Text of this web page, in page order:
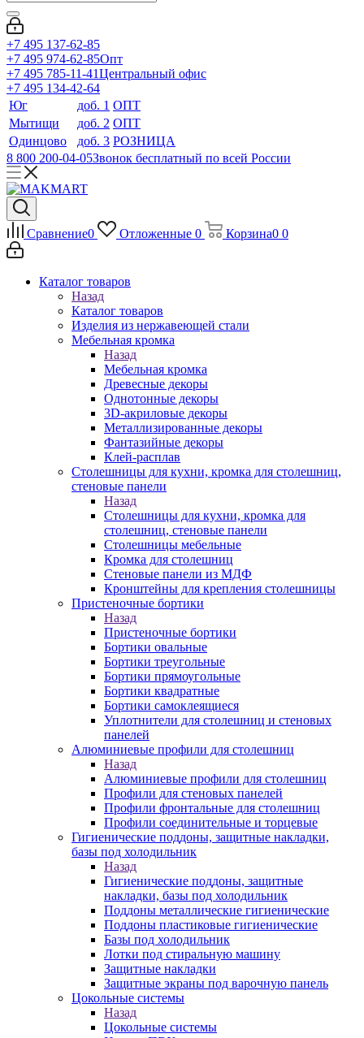
+7 495 137-62-85
+7 495 974-62-85Опт
+7 495 785-11-41Центральный офис
+7 495 134-42-64
Юг
доб. 1 ОПТ
Мытищи
доб. 2 ОПТ
Одинцово
доб. 3 РОЗНИЦА
8 800 200-04-05Звонок бесплатный по всей России
Сравнение0 Отложенные 0 Корзина0 0
Каталог товаров
Назад
Каталог товаров
Изделия из нержавеющей стали
Мебельная кромка
Назад
Мебельная кромка
Древесные декоры
Однотонные декоры
3D-акриловые декоры
Металлизированные декоры
Фантазийные декоры
Клей-расплав
Столешницы для кухни, кромка для столешниц,
стеновые панели
Назад
Столешницы для кухни, кромка для
столешниц, стеновые панели
Столешницы мебельные
Кромка для столешниц
Стеновые панели из МДФ
Кронштейны для крепления столешницы
Пристеночные бортики
Назад
Пристеночные бортики
Бортики овальные
Бортики треугольные
Бортики прямоугольные
Бортики квадратные
Бортики самоклеящиеся
Уплотнители для столешниц и стеновых
панелей
Алюминиевые профили для столешниц
Назад
Алюминиевые профили для столешниц
Профили для стеновых панелей
Профили фронтальные для столешниц
Профили соединительные и торцевые
Гигиенические поддоны, защитные накладки,
базы под холодильник
Назад
Гигиенические поддоны, защитные
накладки, базы под холодильник
Поддоны металлические гигиенические
Поддоны пластиковые гигиенические
Базы под холодильник
Лотки под стиральную машину
Защитные накладки
Защитные экраны под варочную панель
Цокольные системы
Назад
Цокольные системы